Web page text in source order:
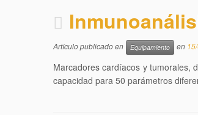
Artículo publicado en Equipamiento en
Marcadores cardíacos y tumorales,
capacidad para 50 parámetros